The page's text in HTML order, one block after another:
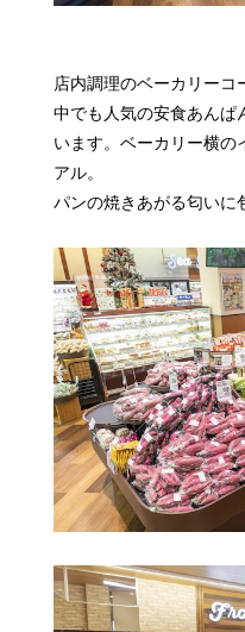
店内調理のベーカリーコ
中でも人気の安食あんぱ
います。ベーカリー横の
アル。
パンの焼きあがる匂いに